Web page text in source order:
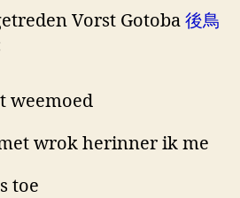
Vorst Gotoba 後鳥
weemoed
wrok herinner ik me
toe